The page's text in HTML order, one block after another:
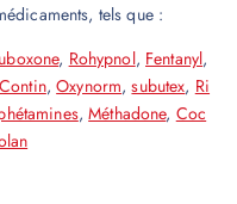
tels que :
, Rohypnol, Fentanyl,
,Oxynorm,subutex, Ri
,Méthadone, Coc